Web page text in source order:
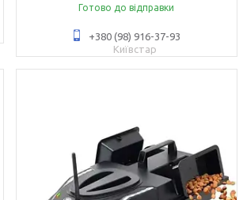
Готово до відправки
+380 (98) 916-37-93
Київстар